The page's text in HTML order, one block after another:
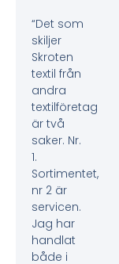
“Det som
skiljer
Skroten
textil från
andra
textilföretag
är två
saker. Nr.
1.
Sortimentet,
nr 2 är
servicen.
Jag har
handlat
både i